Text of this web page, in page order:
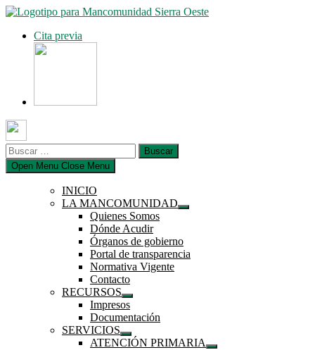
Saltar
contenidoCita previa
Buscar:
Open Menu Close Menu
INICIO
LA MANCOMUNIDAD
Mostrar
Quienes Somos
Dónde Acudir
Órganos de gobierno
Portal de transparencia
Normativa Vigente
Contacto
RECURSOS
Mostrar
el
submenú
Impresos
Documentación
SERVICIOS
Mostrar
ATENCIÓN PRIMARIA